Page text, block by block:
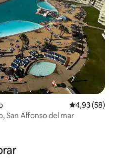
Classificação
4,93 (58)
San Alfonso del mar